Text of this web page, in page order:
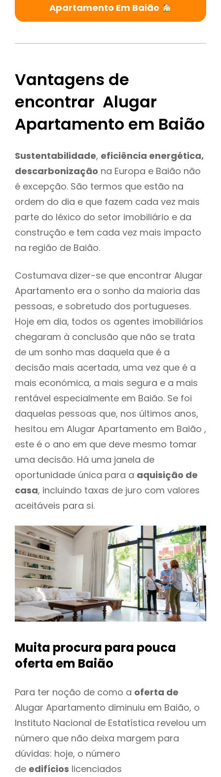
Apartamento Em Baião
Vantagens de
encontrar Alugar
Apartamento em Baião
Sustentabilidade, eficiência energética,
descarbonização na Europa e Baião não
é excepção. São termos que estão na
ordem do dia e que fazem cada vez mais
parte do léxico do setor imobiliário e da
construção e tem cada vez mais impacto
na região de Baião.
Costumava dizer-se que encontrar Alugar
Apartamento era o sonho da maioria das
pessoas, e sobretudo dos portugueses.
Hoje em dia, todos os agentes imobiliários
chegaram à conclusão que não se trata
de um sonho mas daquela que é a
decisão mais acertada, uma vez que é a
mais económica, a mais segura e a mais
rentável especialmente em Baião. Se foi
daquelas pessoas que, nos últimos anos,
hesitou em Alugar Apartamento em Baião ,
este é o ano em que deve mesmo tomar
uma decisão. Há uma janela de
oportunidade única para a aquisição de
casa, incluindo taxas de juro com valores
aceitáveis para si.
Muita procura para pouca
oferta em Baião
Para ter noção de como a oferta de
Alugar Apartamento diminuiu em Baião, o
Instituto Nacional de Estatística revelou um
número que não deixa margem para
dúvidas: hoje, o número
de edifícios licenciados